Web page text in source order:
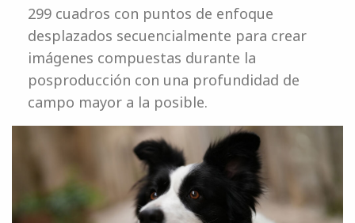
299 cuadros con puntos de enfoque
desplazados secuencialmente para crear
imágenes compuestas durante la
posproducción con una profundidad de
campo mayor a la posible.